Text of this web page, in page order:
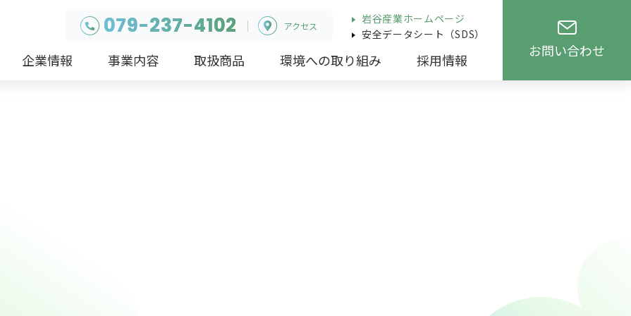
079-237-4102 アクセス
岩谷産業ホームページ
安全データシート（SDS）
企業情報 事業内容 取扱商品 環境への取り組み 採用情報
お問い合わせ